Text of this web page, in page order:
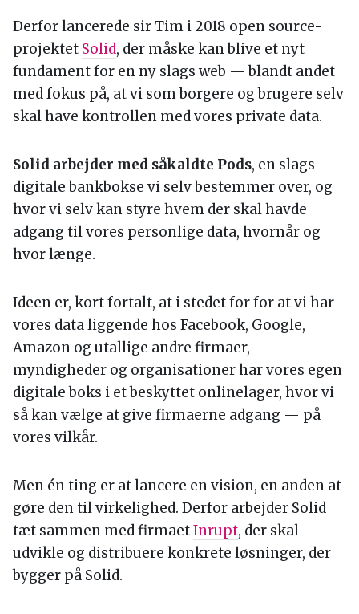
Derfor lancerede sir Tim i 2018 open source-
projektet Solid, der måske kan blive et nyt
fundament for en ny slags web — blandt andet
med fokus på, at vi som borgere og brugere selv
skal have kontrollen med vores private data.
Solid arbejder med såkaldte Pods, en slags
digitale bankbokse vi selv bestemmer over, og
hvor vi selv kan styre hvem der skal havde
adgang til vores personlige data, hvornår og
hvor længe.
Ideen er, kort fortalt, at i stedet for for at vi har
vores data liggende hos Facebook, Google,
Amazon og utallige andre firmaer,
myndigheder og organisationer har vores egen
digitale boks i et beskyttet onlinelager, hvor vi
så kan vælge at give firmaerne adgang — på
vores vilkår.
Men én ting er at lancere en vision, en anden at
gøre den til virkelighed. Derfor arbejder Solid
tæt sammen med firmaetInrupt, der skal
udvikle og distribuere konkrete løsninger, der
bygger på Solid.